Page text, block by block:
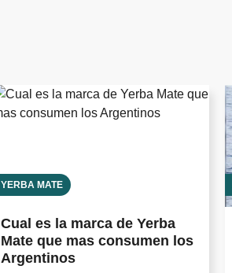
YERBA MATE
Cual es la marca de Yerba
Mate que mas consumen los
Argentinos